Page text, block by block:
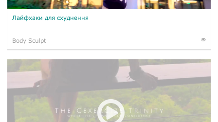
Лайфхаки для схуднення
Body Sculpt